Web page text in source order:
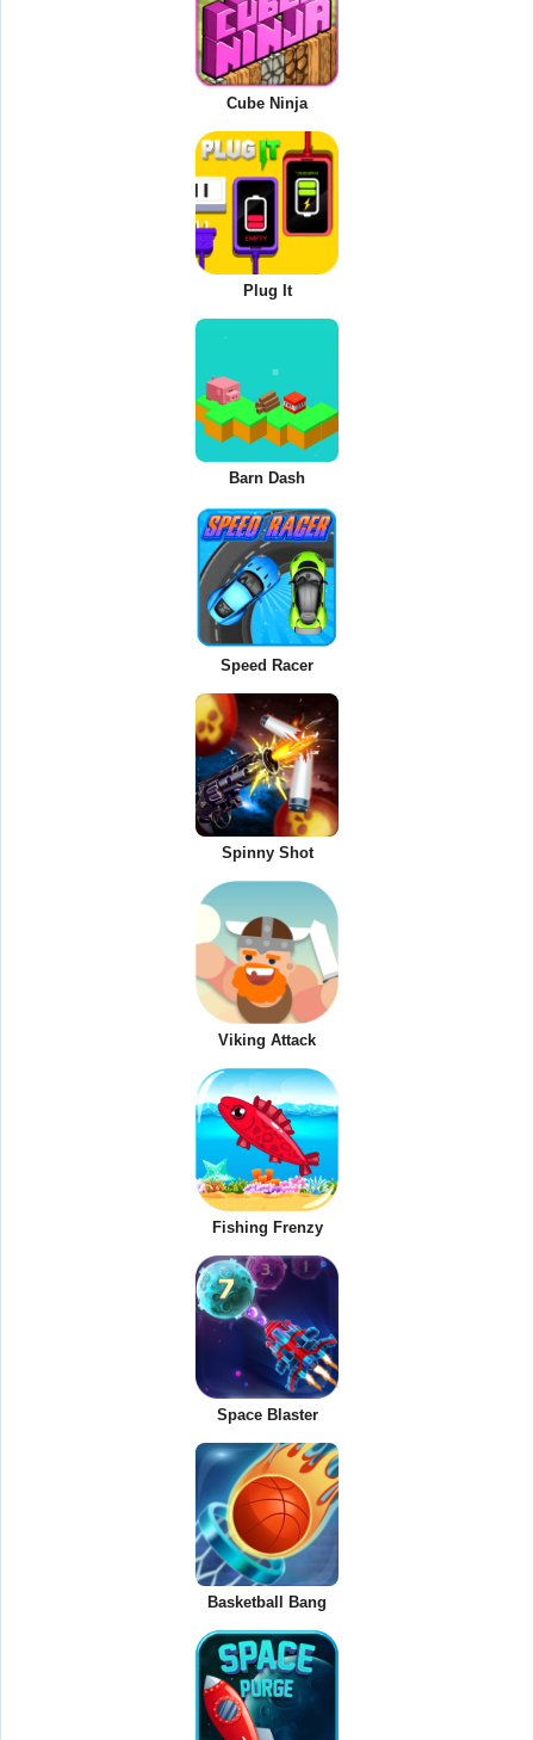
Cube Ninja
Plug It
Barn Dash
Speed Racer
Spinny Shot
Viking Attack
Fishing Frenzy
Space Blaster
Basketball Bang